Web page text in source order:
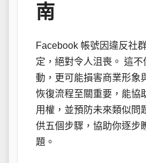
南
Facebook 帳號因違反社
定，絕對令人沮喪。 這
動，更可能損害商業形象
恢復流程至關重要，能協
用權，並預防未來類似問
供五個步驟，協助你逐步
題。